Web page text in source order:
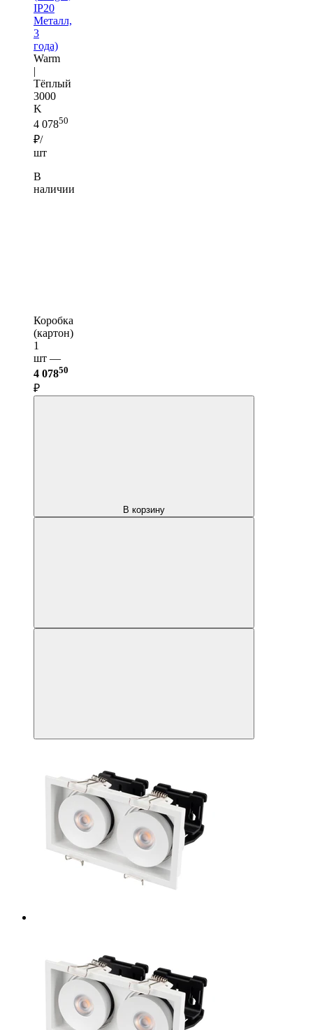
IP20
Металл,
3
года)
Warm
|
Тёплый
3000
K
4 07850
₽/
шт
В
наличии
Коробка
(картон)
1
шт —
4 07850
₽
В корзину